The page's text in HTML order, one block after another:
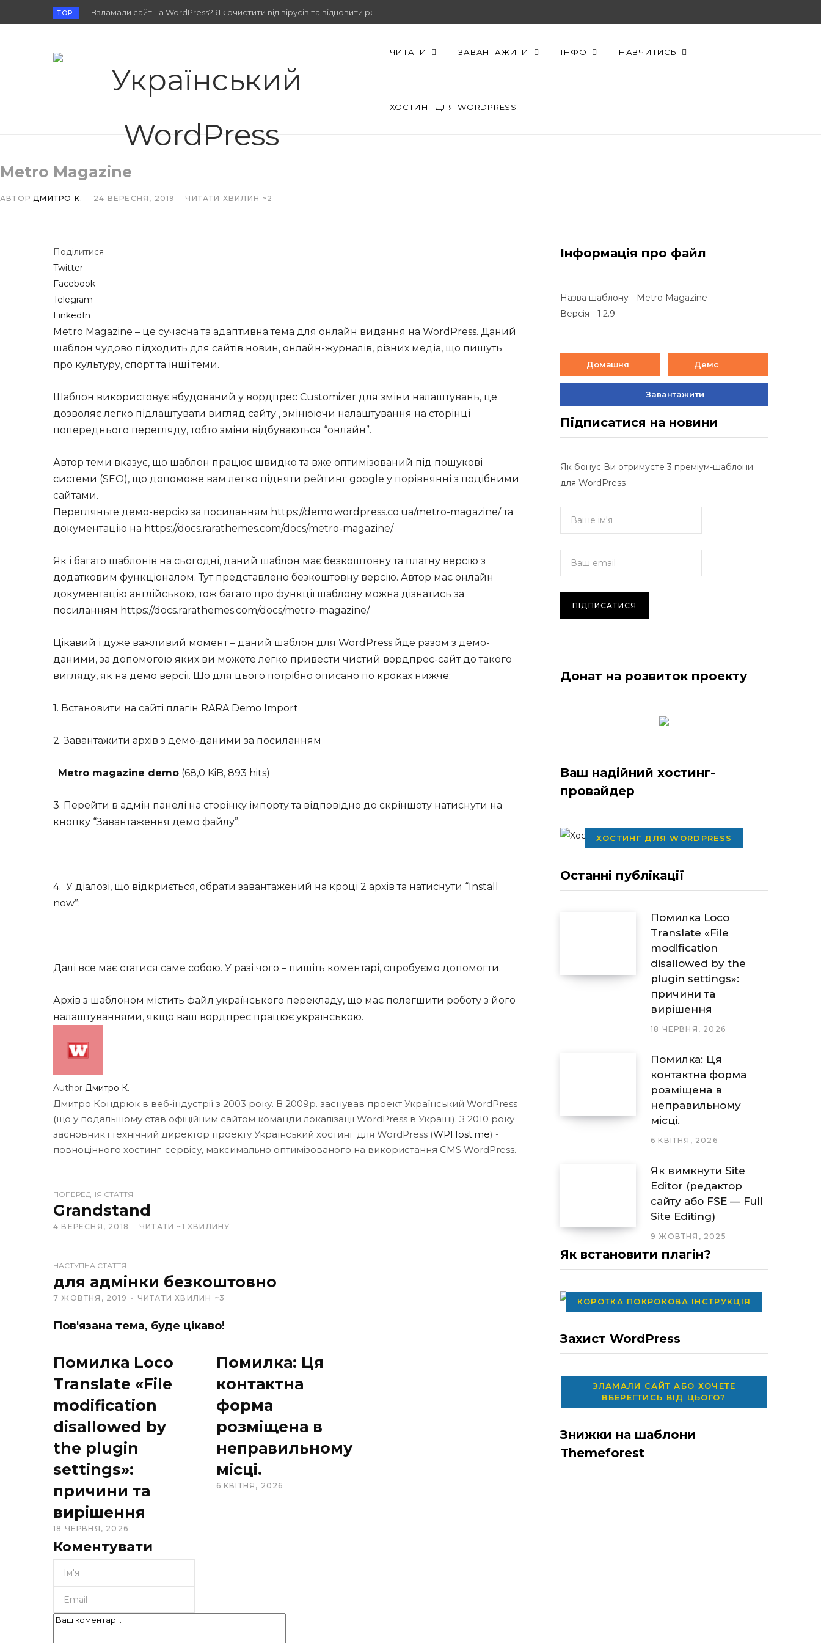
TOP: Взламали сайт на WordPress? Як очистити від вірусів та відновити роботу.
F X Y
ЧИТАТИ ЗАВАНТАЖИТИ ІНФО НАВЧИТИСЬ
ХОСТИНГ ДЛЯ WORDPRESS
Metro Magazine
АВТОР ДМИТРО К. 24 ВЕРЕСНЯ, 2019 ЧИТАТИ ХВИЛИН ~2
Поділитися
Twitter
Facebook
Telegram
LinkedIn
Metro Magazine – це сучасна та адаптивна тема для онлайн видання на WordPress. Даний
шаблон чудово підходить для сайтів новин, онлайн-журналів, різних медіа, що пишуть
про культуру, спорт та інші теми.
Шаблон використовує вбудований у вордпрес Customizer для зміни налаштувань, це
дозволяє легко підлаштувати вигляд сайту , змінюючи налаштування на сторінці
попереднього перегляду, тобто зміни відбуваються “онлайн”.
Автор теми вказує, що шаблон працює швидко та вже оптимізований під пошукові
системи (SEO), що допоможе вам легко підняти рейтинг google у порівнянні з подібними
сайтами.
Перегляньте демо-версію за посиланням https://demo.wordpress.co.ua/metro-magazine/ та
документацію на https://docs.rarathemes.com/docs/metro-magazine/.
Як і багато шаблонів на сьогодні, даний шаблон має безкоштовну та платну версію з
додатковим функціоналом. Тут представлено безкоштовну версію. Автор має онлайн
документацію англійською, тож багато про функції шаблону можна дізнатись за
посиланням https://docs.rarathemes.com/docs/metro-magazine/
Цікавий і дуже важливий момент – даний шаблон для WordPress йде разом з демо-
даними, за допомогою яких ви можете легко привести чистий вордпрес-сайт до такого
вигляду, як на демо версії. Що для цього потрібно описано по кроках нижче:
1. Встановити на сайті плагін RARA Demo Import
2. Завантажити архів з демо-даними за посиланням
Metro magazine demo (68,0 KiB, 893 hits)
3. Перейти в адмін панелі на сторінку імпорту та відповідно до скріншоту натиснути на
кнопку “Завантаження демо файлу”:
4. У діалозі, що відкриється, обрати завантажений на кроці 2 архів та натиснути “Install
now”:
Далі все має статися саме собою. У разі чого – пишіть коментарі, спробуємо допомогти.
Архів з шаблоном містить файл українського перекладу, що має полегшити роботу з його
налаштуваннями, якщо ваш вордпрес працює українською.
Author Дмитро К.
Дмитро Кондрюк в веб-індустрії з 2003 року. В 2009р. заснував проект Український WordPress
(що у подальшому став офіційним сайтом команди локалізації WordPress в Україні). З 2010 року
засновник і технічний директор проекту Український хостинг для WordPress (WPHost.me) -
повноцінного хостинг-сервісу, максимально оптимізованого на використання CMS WordPress.
e
b
s
ПОПЕРЕДНЯ СТАТТЯ
Grandstand
4 ВЕРЕСНЯ, 2018 ЧИТАТИ ~1 ХВИЛИНУ
НАСТУПНА СТАТТЯ
для адмінки безкоштовно
7 ЖОВТНЯ, 2019 ЧИТАТИ ХВИЛИН ~3
Пов'язана тема, буде цікаво!
Помилка Loco
Translate «File
modification
disallowed by
the plugin
settings»:
причини та
вирішення
18 ЧЕРВНЯ, 2026
Помилка: Ця
контактна
форма
розміщена в
неправильному
місці.
6 КВІТНЯ, 2026
Коментувати
Інформація про файл
Назва шаблону - Metro Magazine
Версія - 1.2.9
Домашня Демо
Завантажити
Підписатися на новини
Як бонус Ви отримуєте 3 преміум-шаблони
для WordPress
Донат на розвиток проекту
Ваш надійний хостинг-
провайдер
ХОСТИНГ ДЛЯ WORDPRESS
Останні публікації
Помилка Loco
Translate «File
modification
disallowed by the
plugin settings»:
причини та
вирішення
18 ЧЕРВНЯ, 2026
Помилка: Ця
контактна форма
розміщена в
неправильному
місці.
6 КВІТНЯ, 2026
Як вимкнути Site
Editor (редактор
сайту або FSE — Full
Site Editing)
9 ЖОВТНЯ, 2025
Як встановити плагін?
КОРОТКА ПОКРОКОВА ІНСТРУКЦІЯ
Захист WordPress
ЗЛАМАЛИ САЙТ АБО ХОЧЕТЕ
ВБЕРЕГТИСЬ ВІД ЦЬОГО?
Знижки на шаблони
Themeforest